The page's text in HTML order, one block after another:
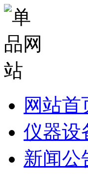
网站首
仪器设
新闻公